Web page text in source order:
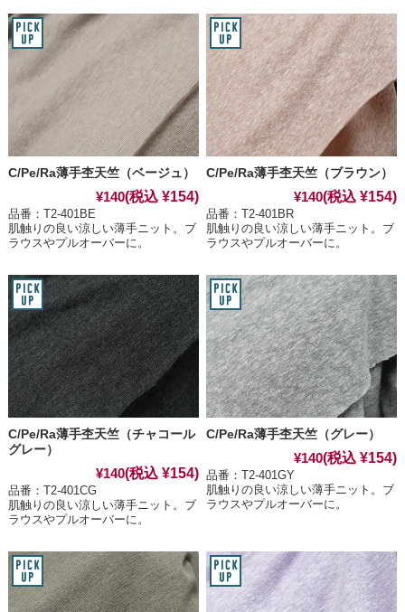
C/Pe/Ra薄手杢天竺（ベージュ）
¥140(税込 ¥154)
品番：T2-401BE
肌触りの良い涼しい薄手ニット。ブ
ラウスやプルオーバーに。
C/Pe/Ra薄手杢天竺（ブラウン）
¥140(税込 ¥154)
品番：T2-401BR
肌触りの良い涼しい薄手ニット。ブ
ラウスやプルオーバーに。
C/Pe/Ra薄手杢天竺（チャコール
グレー）
¥140(税込 ¥154)
品番：T2-401CG
肌触りの良い涼しい薄手ニット。ブ
ラウスやプルオーバーに。
C/Pe/Ra薄手杢天竺（グレー）
¥140(税込 ¥154)
品番：T2-401GY
肌触りの良い涼しい薄手ニット。ブ
ラウスやプルオーバーに。